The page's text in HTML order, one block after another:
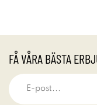
FÅ VÅRA BÄSTA